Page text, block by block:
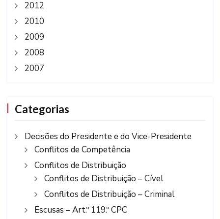
2012
2010
2009
2008
2007
Categorias
Decisões do Presidente e do Vice-Presidente
Conflitos de Competência
Conflitos de Distribuição
Conflitos de Distribuição – Cível
Conflitos de Distribuição – Criminal
Escusas – Art.º 119.º CPC